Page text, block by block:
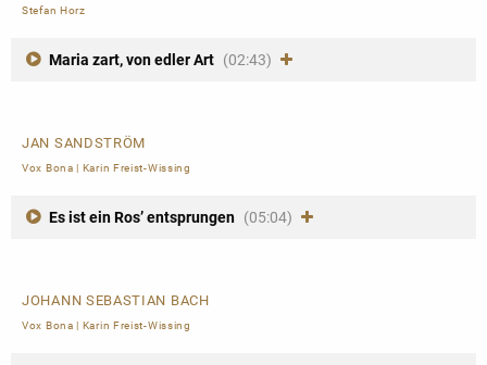
Stefan Horz
Maria zart, von edler Art (02:43)
JAN SANDSTRÖM
Vox Bona Karin Freist-Wissing
Es ist ein Ros’ entsprungen (05:04)
JOHANN SEBASTIAN BACH
Vox Bona Karin Freist-Wissing